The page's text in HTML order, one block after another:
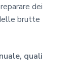
dei
brutte
quali